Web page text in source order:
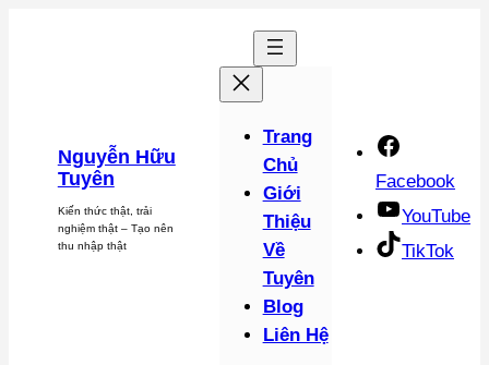
Nguyễn Hữu
Tuyên
Kiến thức thật, trải
nghiệm thật – Tạo nên
thu nhập thật
Trang
Chủ
Giới
Thiệu
Về
Tuyên
Blog
Liên Hệ
Facebook
YouTube
TikTok